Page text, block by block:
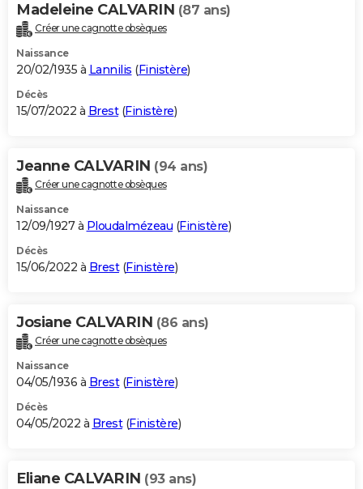
Madeleine CALVARIN (87 ans)
Créer une cagnotte obsèques
Naissance
20/02/1935 à Lannilis (Finistère)
Décès
15/07/2022 à Brest(Finistère)
Jeanne CALVARIN (94 ans)
Créer une cagnotte obsèques
Naissance
12/09/1927 à Ploudalmézeau (Finistère)
Décès
15/06/2022 à Brest(Finistère)
Josiane CALVARIN (86 ans)
Créer une cagnotte obsèques
Naissance
04/05/1936 à Brest(Finistère)
Décès
04/05/2022 à Brest(Finistère)
Eliane CALVARIN (93 ans)